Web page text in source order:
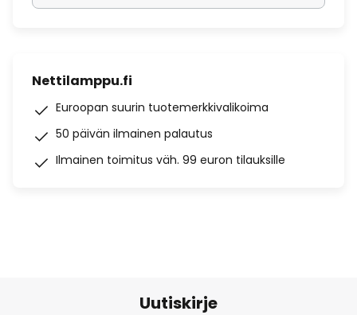
Nettilamppu.fi
Euroopan suurin tuotemerkkivalikoima
50 päivän ilmainen palautus
Ilmainen toimitus väh. 99 euron tilauksille
Uutiskirje